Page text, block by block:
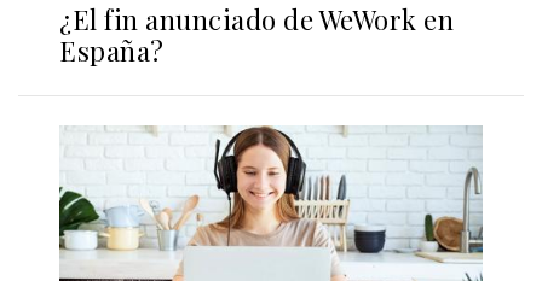
¿El fin anunciado de WeWork en
España?